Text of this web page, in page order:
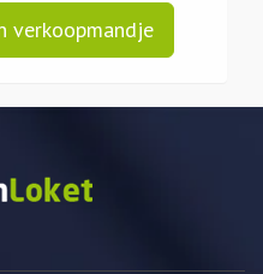
verkoopmandje